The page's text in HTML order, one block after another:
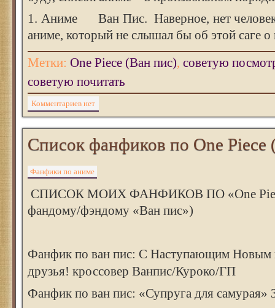
1. Аниме Ван Пис. Наверное, нет
аниме, который не слышал бы об этой саге
Метки: One Piece (Ван пис), советую
советую почитать
Комментариев нет
Список фанфиков по One Piece
Фанфики по аниме
СПИСОК МОИХ ФАНФИКОВ ПО «One
фандому/фэндому «Ван пис»)
Фанфик по ван пис: С Наступающим Новым
друзья! кроссовер Ванпис/Куроко/ГП
Фанфик по ван пис: «Супруга для